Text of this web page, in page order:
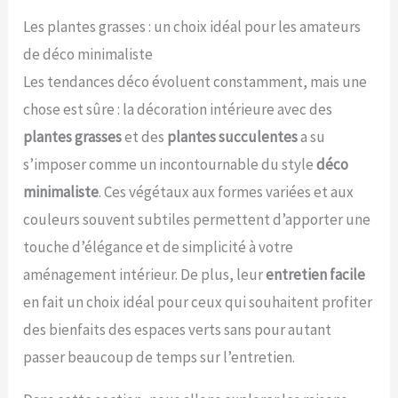
Les plantes grasses : un choix idéal pour les amateurs
de déco minimaliste
Les tendances déco évoluent constamment, mais une
chose est sûre : la décoration intérieure avec des
plantes grasseset des plantes succulentesa su
s’imposer comme un incontournable du styledéco
minimaliste. Ces végétaux aux formes variées et aux
couleurs souvent subtiles permettent d’apporter une
touche d’élégance et de simplicité à votre
aménagement intérieur. De plus, leurentretien facile
en fait un choix idéal pour ceux qui souhaitent profiter
des bienfaits des espaces verts sans pour autant
passer beaucoup de temps sur l’entretien.